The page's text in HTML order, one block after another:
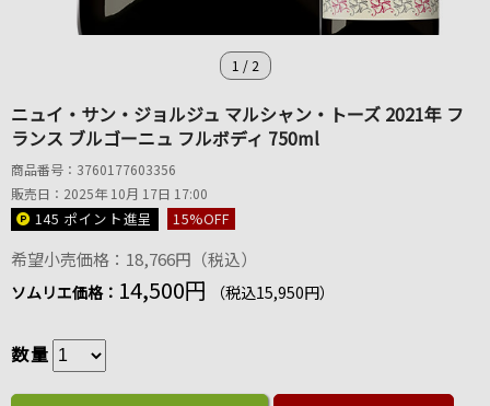
1 / 2
ニュイ・サン・ジョルジュ マルシャン・トーズ 2021年 フ
ランス ブルゴーニュ フルボディ 750ml
商品番号：3760177603356
販売日：2025年 10月 17日 17:00
145 ポイント進呈 15%OFF
希望小売価格：18,766円（税込）
ソムリエ価格： 14,500円 （税込15,950円）
数量